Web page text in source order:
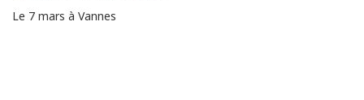
Le 7 mars à Vannes